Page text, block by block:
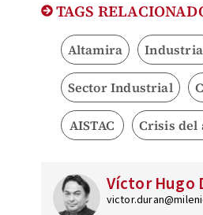
TAGS
Altamira
Sector Industrial
AISTAC Crisis del
Víctor Hugo